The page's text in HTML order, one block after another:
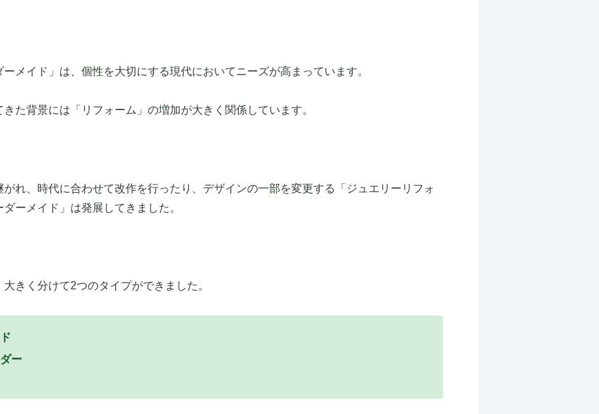
メイド」は、個性を大切にする現代においてニーズが高まっています。
た背景には「リフォーム」の増加が大きく関係しています。
れ、時代に合わせて改作を行ったり、デザインの一部を変更する「ジュエリーリフォ
ーメイド」は発展してきました。
きく分けて2つのタイプができました。
ー